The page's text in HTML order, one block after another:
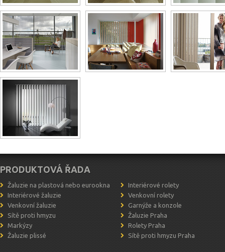
PRODUKTOVÁ ŘADA
Žaluzie na plastová nebo eurookna
Interiérové rolety
Interiérové žaluzie
Venkovní rolety
Venkovní žaluzie
Garnýže a konzole
Sítě proti hmyzu
Žaluzie Praha
Markýzy
Rolety Praha
Žaluzie plissé
Sítě proti hmyzu Praha